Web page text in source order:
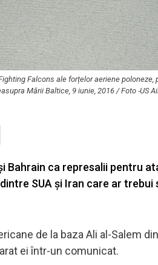
Falcons ale forțelor aeriene poloneze,
Mării Baltice, 9 iunie, 2016 / Foto -US
Bahrain ca represalii pentru
SUA și Iran care ar trebui
de la baza Ali al-Salem
ei într-un comunicat.